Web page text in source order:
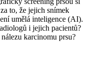
to, že jejich snímek
umělá inteligence (AI).
i jejich pacientů?
karcinomu prsu?